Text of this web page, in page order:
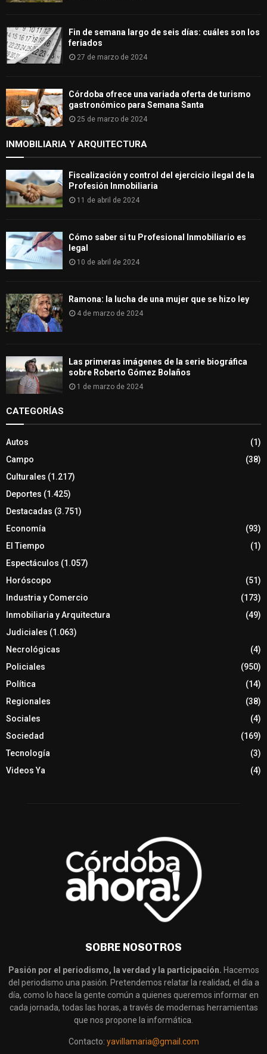
Fin de semana largo de seis días: cuáles son los
feriados
27 de marzo de 2024
Córdoba ofrece una variada oferta de turismo
gastronómico para Semana Santa
25 de marzo de 2024
INMOBILIARIA Y ARQUITECTURA
Fiscalización y control del ejercicio ilegal de la
Profesión Inmobiliaria
11 de abril de 2024
Cómo saber si tu Profesional Inmobiliario es
legal
10 de abril de 2024
Ramona: la lucha de una mujer que se hizo ley
4 de marzo de 2024
Las primeras imágenes de la serie biográfica
sobre Roberto Gómez Bolaños
1 de marzo de 2024
CATEGORÍAS
Autos
(1)
Campo
(38)
Culturales (1.217)
Deportes (1.425)
Destacadas (3.751)
Economía
(93)
El Tiempo
(1)
Espectáculos (1.057)
Horóscopo
(51)
Industria y Comercio
(173)
Inmobiliaria y Arquitectura
(49)
Judiciales (1.063)
Necrológicas
(4)
Policiales
(950)
Política
(14)
Regionales
(38)
Sociales
(4)
Sociedad
(169)
Tecnología
(3)
Videos Ya
(4)
SOBRE NOSOTROS
Pasión por el periodismo, la verdad y la participación. Hacemos
del periodismo una pasión. Pretendemos relatar la realidad, el día a
día, como lo hace la gente común a quienes queremos informar en
cada jornada, todas las horas, a través de modernas herramientas
que nos propone la informática.
Contacto: yavillamaria@gmail.com